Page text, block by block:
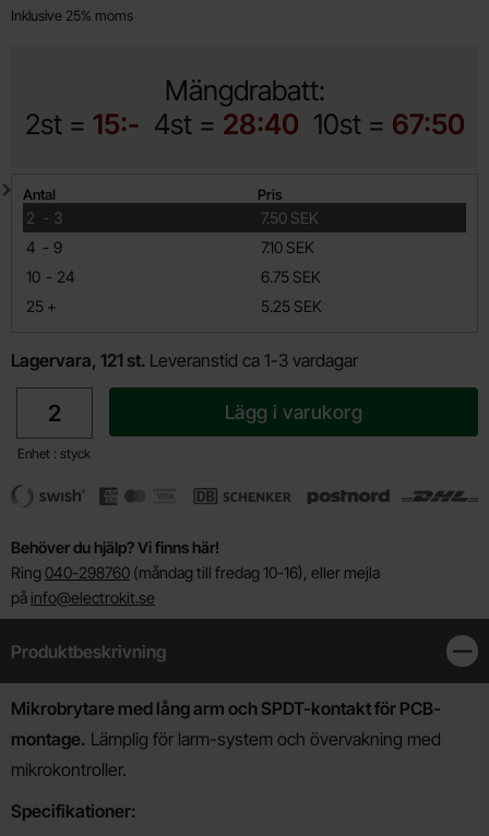
Inklusive 25% moms
Mängdrabatt:
2st = 15:- 4st = 28:40 10st = 67:50
Mängdrabatt
Antal Pris
2 -
till 3
7.50 SEK
4 -
till 9
7.10 SEK
10 -
till 24
6.75 SEK
25 +
till 5.25 SEK
Lagervara, 121 st. Leveranstid ca 1-3 vardagar
Enhet : styck
Lägg i varukorg
Behöver du hjälp? Vi finns här!
Ring 040-298760 (måndag till fredag 10-16), eller mejla
på info@electrokit.se
Produktbeskrivning
Produktbeskrivning
Mikrobrytare med lång arm och SPDT-kontakt för PCB-
montage. Lämplig för larm-system och övervakning med
mikrokontroller.
Specifikationer: